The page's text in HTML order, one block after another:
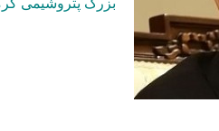
بزرگ پتروشیمی